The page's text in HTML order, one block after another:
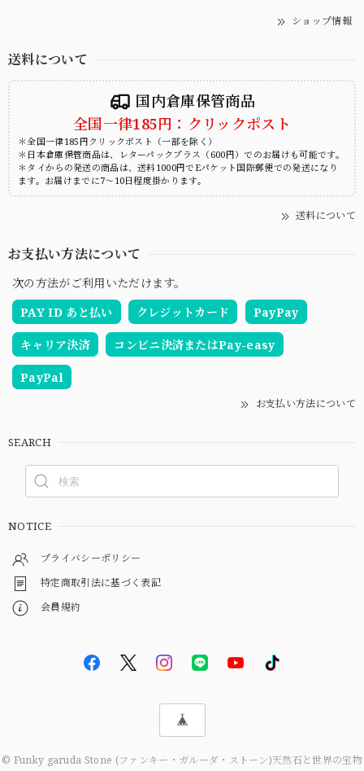
ショップ情報
送料について
国内倉庫保管商品
全国一律185円：クリックポスト
＊全国一律185円クリックポスト（一部を除く）
＊日本倉庫保管商品は、レターパックプラス（600円）でのお届けも可能です。
＊タイからの発送の商品は、送料1000円でEパケット国際郵便での発送になり
ます。お届けまでに7～10日程度掛かります。
送料について
お支払い方法について
次の方法がご利用いただけます。
PAY ID あと払い
クレジットカード PayPay
キャリア決済 コンビニ決済またはPay-easy
PayPal
お支払い方法について
SEARCH
NOTICE
プライバシーポリシー
特定商取引法に基づく表記
会員規約
© Funky garuda Stone (ファンキー・ガルーダ・ストーン)天然石と世界の宝物